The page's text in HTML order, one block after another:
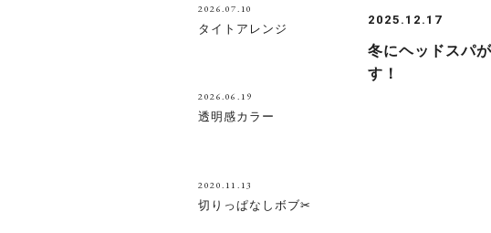
2025.12.17
冬にヘッドスパ
す！
2026.07.10
タイトアレンジ
2026.06.19
透明感カラー
2020.11.13
切りっぱなしボブ✂